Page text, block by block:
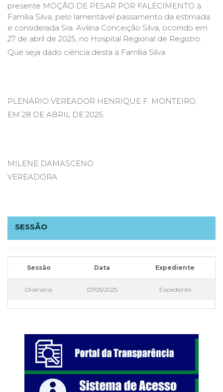
presente MOÇÃO DE PESAR POR FALECIMENTO à
Família Silva, pelo lamentável passamento da estimada
e considerada Sra. Avilina Conceição Silva, ocorrido em
27 de abril de 2025, no Hospital Regional de Registro.
Que seja dado ciência desta à Família Silva.
PLENÁRIO VEREADOR HENRIQUE F. MONTEIRO,
EM 28 DE ABRIL DE 2025.
MILENE DAMASCENO
VEREADORA
SESSÃO
Sessão Data Expediente
Ordinária 07/05/2025 Expediente